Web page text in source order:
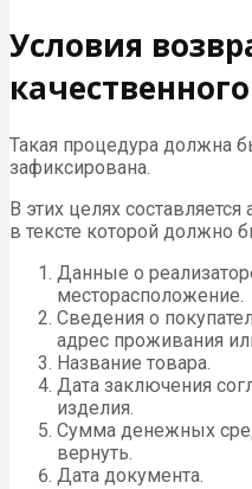
Условия
Такая процедура должна
зафиксирована.
В этих целях
в тексте которой должно
Данные о
месторасположение.
Сведения о
адрес проживания
Название товара.
Дата заключения
изделия.
Сумма денежных
вернуть.
Дата документа.